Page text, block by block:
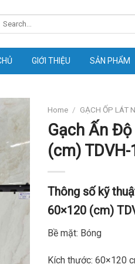
GIỚI THIỆU SẢN PHẨM
Home / GẠCH ỐP LÁT
Gạch Ấn
(cm) TDVH-
Thông số kỹ
60×120 (cm)
Bề mặt: Bóng
Kích thước: 60×120